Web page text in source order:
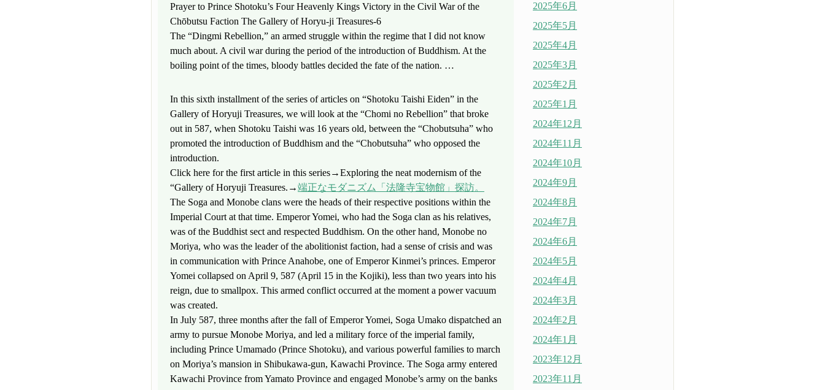
Prayer to Prince Shotoku’s Four Heavenly Kings Victory in the Civil War of the
Chōbutsu Faction The Gallery of Horyu-ji Treasures-6
The “Dingmi Rebellion,” an armed struggle within the regime that I did not know
much about. A civil war during the period of the introduction of Buddhism. At the
boiling point of the times, bloody battles decided the fate of the nation. …
In this sixth installment of the series of articles on “Shotoku Taishi Eiden” in the
Gallery of Horyuji Treasures, we will look at the “Chomi no Rebellion” that broke
out in 587, when Shotoku Taishi was 16 years old, between the “Chobutsuha” who
promoted the introduction of Buddhism and the “Chobutsuha” who opposed the
introduction.
Click here for the first article in this series→Exploring the neat modernism of the
“Gallery of Horyuji Treasures.→端正なモダニズム「法隆寺宝物館」探訪。
The Soga and Monobe clans were the heads of their respective positions within the
Imperial Court at that time. Emperor Yomei, who had the Soga clan as his relatives,
was of the Buddhist sect and respected Buddhism. On the other hand, Monobe no
Moriya, who was the leader of the abolitionist faction, had a sense of crisis and was
in communication with Prince Anahobe, one of Emperor Kinmei’s princes. Emperor
Yomei collapsed on April 9, 587 (April 15 in the Kojiki), less than two years into his
reign, due to smallpox. This armed conflict occurred at the moment a power vacuum
was created.
In July 587, three months after the fall of Emperor Yomei, Soga Umako dispatched an
army to pursue Monobe Moriya, and led a military force of the imperial family,
including Prince Umamado (Prince Shotoku), and various powerful families to march
on Moriya’s mansion in Shibukawa-gun, Kawachi Province. The Soga army entered
Kawachi Province from Yamato Province and engaged Monobe’s army on the banks
2025年6月
2025年5月
2025年4月
2025年3月
2025年2月
2025年1月
2024年12月
2024年11月
2024年10月
2024年9月
2024年8月
2024年7月
2024年6月
2024年5月
2024年4月
2024年3月
2024年2月
2024年1月
2023年12月
2023年11月